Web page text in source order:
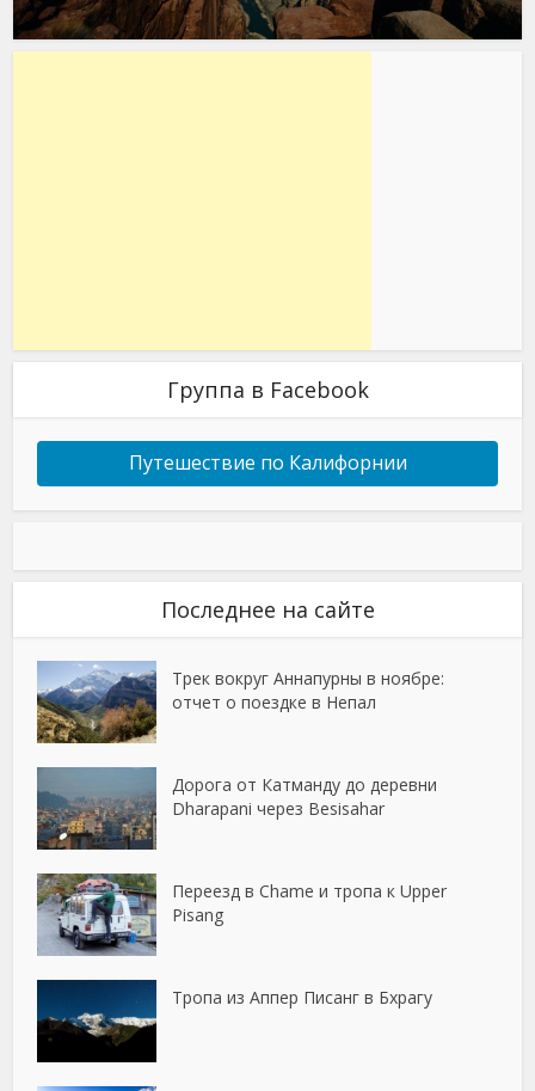
Группа в Facebook
Путешествие по Калифорнии
Последнее на сайте
Трек вокруг Аннапурны в ноябре:
отчет о поездке в Непал
Дорога от Катманду до деревни
Dharapani через Besisahar
Переезд в Chame и тропа к Upper
Pisang
Тропа из Аппер Писанг в Бхрагу